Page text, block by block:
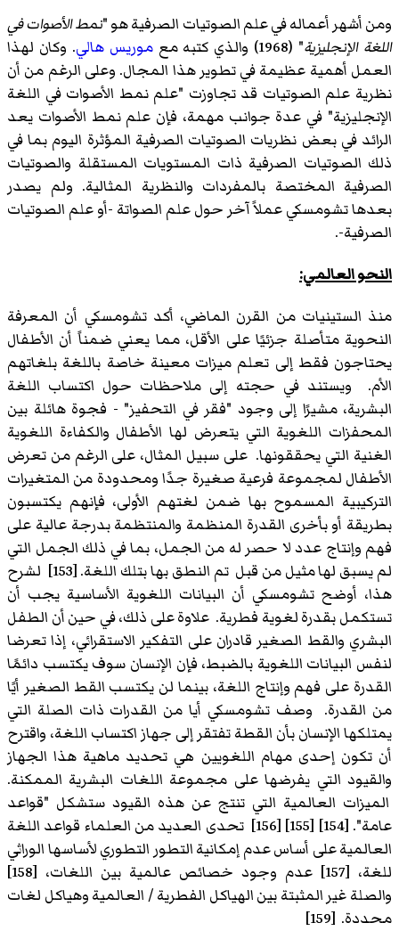
ومن أشهر أعماله في علم الصوتيات الصرفية هو "نمط الأصوات في
اللغة الإنجليزية" (1968) والذي كتبه مع موريس هالي. وكان لهذا
العمل أهمية عظيمة في تطوير هذا المجال. وعلى الرغم من أن
نظرية علم الصوتيات قد تجاوزت "علم نمط الأصوات في اللغة
الإنجليزية" في عدة جوانب مهمة، فإن علم نمط الأصوات يعد
الرائد في بعض نظريات الصوتيات الصرفية المؤثرة اليوم بما في
ذلك الصوتيات الصرفية ذات المستويات المستقلة والصوتيات
الصرفية المختصة بالمفردات والنظرية المثالية. ولم يصدر
بعدها تشومسكي عملاً آخر حول علم الصواتة -أو علم الصوتيات
الصرفية-.
النحو العالمي:
منذ الستينيات من القرن الماضي، أكد تشومسكي أن المعرفة
النحوية متأصلة جزئيًا على الأقل، مما يعني ضمناً أن الأطفال
يحتاجون فقط إلى تعلم ميزات معينة خاصة باللغة بلغاتهم
الأم. ويستند في حجته إلى ملاحظات حول اكتساب اللغة
البشرية، مشيرًا إلى وجود "فقر في التحفيز" - فجوة هائلة بين
المحفزات اللغوية التي يتعرض لها الأطفال والكفاءة اللغوية
الغنية التي يحققونها. على سبيل المثال، على الرغم من تعرض
الأطفال لمجموعة فرعية صغيرة جدًا ومحدودة من المتغيرات
التركيبية المسموح بها ضمن لغتهم الأولى، فإنهم يكتسبون
بطريقة أو بأخرى القدرة المنظمة والمنتظمة بدرجة عالية على
فهم وإنتاج عدد لا حصر له من الجمل، بما في ذلك الجمل التي
لم يسبق لها مثيل من قبل تم النطق بها بتلك اللغة. [153] لشرح
هذا، أوضح تشومسكي أن البيانات اللغوية الأساسية يجب أن
تستكمل بقدرة لغوية فطرية. علاوة على ذلك، في حين أن الطفل
البشري والقط الصغير قادران على التفكير الاستقرائي، إذا تعرضا
لنفس البيانات اللغوية بالضبط، فإن الإنسان سوف يكتسب دائمًا
القدرة على فهم وإنتاج اللغة، بينما لن يكتسب القط الصغير أيًا
من القدرة. وصف تشومسكي أيا من القدرات ذات الصلة التي
يمتلكها الإنسان بأن القطة تفتقر إلى جهاز اكتساب اللغة، واقترح
أن تكون إحدى مهام اللغويين هي تحديد ماهية هذا الجهاز
والقيود التي يفرضها على مجموعة اللغات البشرية الممكنة.
الميزات العالمية التي تنتج عن هذه القيود ستشكل "قواعد
عامة". [154] [155] [156] تحدى العديد من العلماء قواعد اللغة
العالمية على أساس عدم إمكانية التطور التطوري لأساسها الوراثي
للغة، [157] عدم وجود خصائص عالمية بين اللغات، [158]
والصلة غير المثبتة بين الهياكل الفطرية / العالمية وهياكل لغات
محددة. [159]